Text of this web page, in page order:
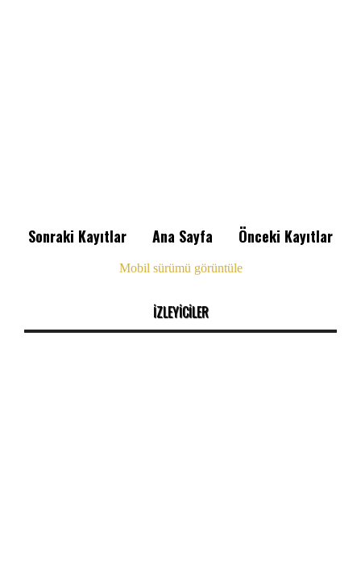
Sonraki Kayıtlar Önceki Kayıtlar
Ana Sayfa
Mobil sürümü görüntüle
İZLEYİCİLER